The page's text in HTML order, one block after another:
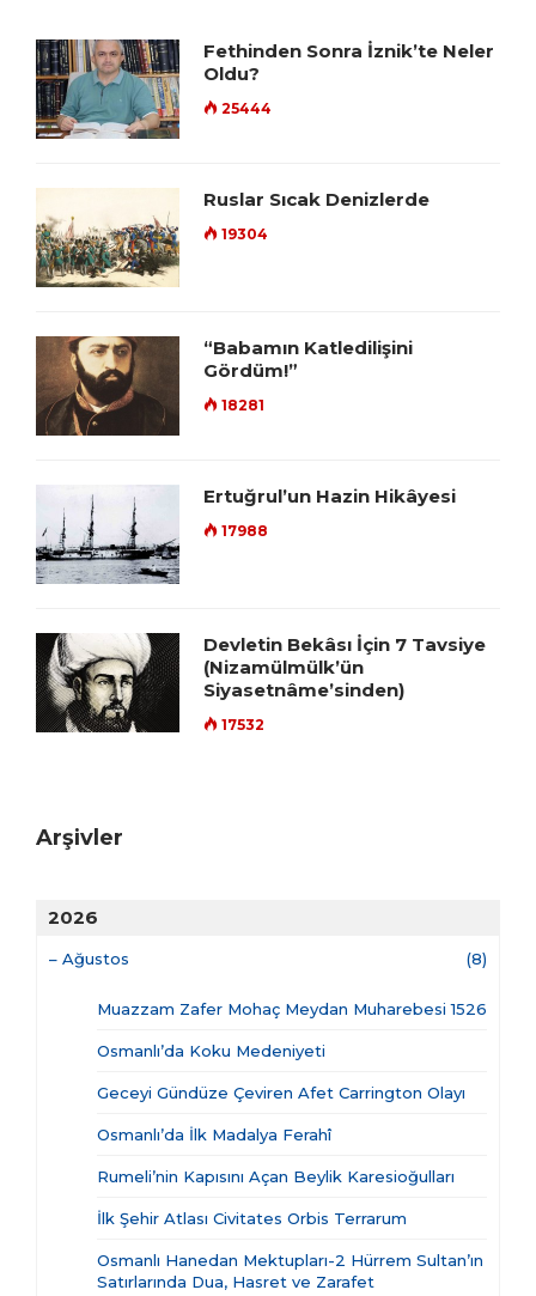
Fethinden Sonra İznik’te Neler
Oldu?
25444
Ruslar Sıcak Denizlerde
19304
“Babamın Katledilişini
Gördüm!”
18281
Ertuğrul’un Hazin Hikâyesi
17988
Devletin Bekâsı İçin 7 Tavsiye
(Nizamülmülk’ün
Siyasetnâme’sinden)
17532
Arşivler
2026
– Ağustos (8)
Muazzam Zafer Mohaç Meydan Muharebesi 1526
Osmanlı’da Koku Medeniyeti
Geceyi Gündüze Çeviren Afet Carrington Olayı
Osmanlı’da İlk Madalya Ferahî
Rumeli’nin Kapısını Açan Beylik Karesioğulları
İlk Şehir Atlası Civitates Orbis Terrarum
Osmanlı Hanedan Mektupları-2 Hürrem Sultan’ın
Satırlarında Dua, Hasret ve Zarafet